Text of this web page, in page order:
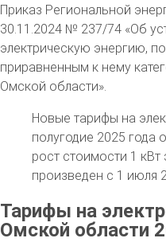
Приказ Региональной
30.11.2024 № 237/74 «Об
электрическую энергию,
приравненным к нему
Омской области».
Новые тарифы на
полугодие 2025 года
рост стоимости 1 кВт
произведен с 1 июля
Тарифы на
Омской области